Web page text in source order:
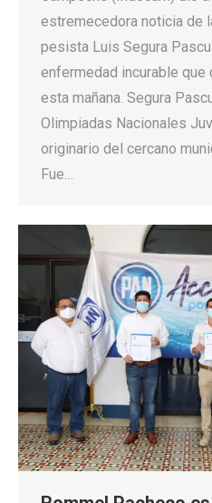
estremecedora noticia de
pesista Luis Segura
enfermedad incurable
esta mañana. Segura
Olimpiadas Nacionales
originario del cercano
Fue…